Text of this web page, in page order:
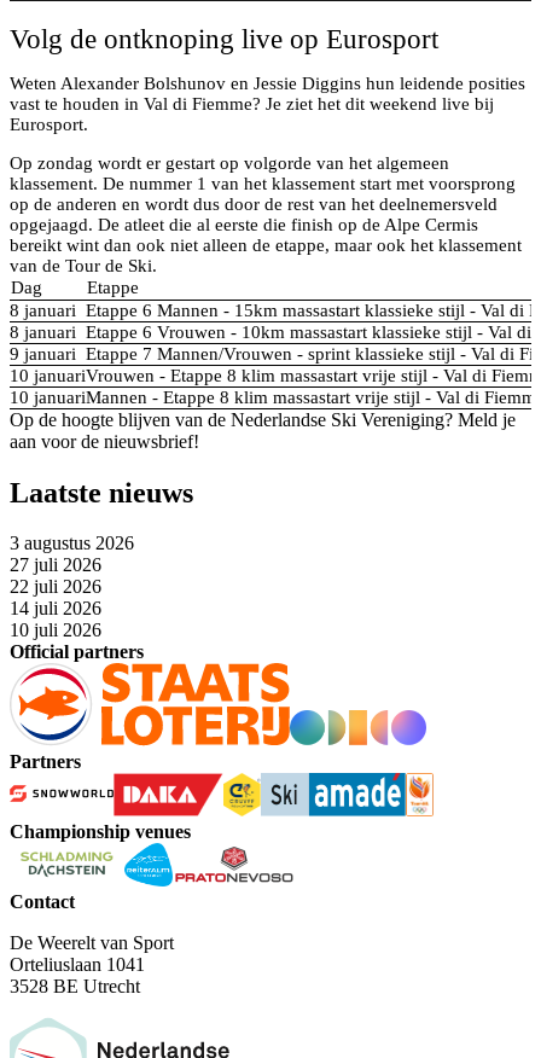
Volg de ontknoping live op Eurosport
Weten Alexander Bolshunov en Jessie Diggins hun leidende posities
vast te houden in Val di Fiemme? Je ziet het dit weekend live bij
Eurosport.
Op zondag wordt er gestart op volgorde van het algemeen
klassement. De nummer 1 van het klassement start met voorsprong
op de anderen en wordt dus door de rest van het deelnemersveld
opgejaagd. De atleet die al eerste die finish op de Alpe Cermis
bereikt wint dan ook niet alleen de etappe, maar ook het klassement
van de Tour de Ski.
Dag
Etappe
8 januari Etappe 6 Mannen - 15km massastart klassieke stijl - Val di
8 januari Etappe 6 Vrouwen - 10km massastart klassieke stijl - Val di
9 januari Etappe 7 Mannen/Vrouwen - sprint klassieke stijl - Val di
10 januariVrouwen - Etappe 8 klim massastart vrije stijl - Val di
10 januariMannen - Etappe 8 klim massastart vrije stijl - Val di
Op de hoogte blijven van de Nederlandse Ski Vereniging? Meld je
aan voor de nieuwsbrief!
Laatste nieuws
3 augustus 2026
27 juli 2026
22 juli 2026
14 juli 2026
10 juli 2026
Official partners
Partners
Championship venues
Contact
De Weerelt van Sport
Orteliuslaan 1041
3528 BE Utrecht